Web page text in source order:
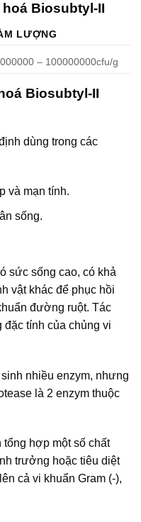
Biosubtyl-II
LƯỢNG
– 100000000cfu/g
Biosubtyl-II
dùng trong các
và mạn tính.
sống.
sức sống cao, có khả
vật khác để phục hồi
đường ruột. Tác
tính của chủng vi
nhiều enzym, nhưng
là 2 enzym thuộc
hợp một số chất
trưởng hoặc tiêu diệt
cả vi khuẩn Gram (-),